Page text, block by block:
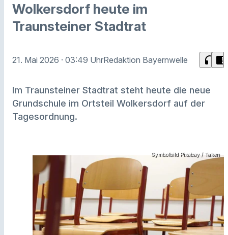
Wolkersdorf heute im
Traunsteiner Stadtrat
21. Mai 2026 · 03:49 UhrRedaktion Bayernwelle headphones chrome_reader_mode
Im Traunsteiner Stadtrat steht heute die neue
Grundschule im Ortsteil Wolkersdorf auf der
Tagesordnung.
Symbolbild Pixabay / Taken